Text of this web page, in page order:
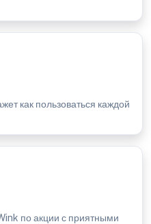
как пользоваться каждой
по акции с приятными